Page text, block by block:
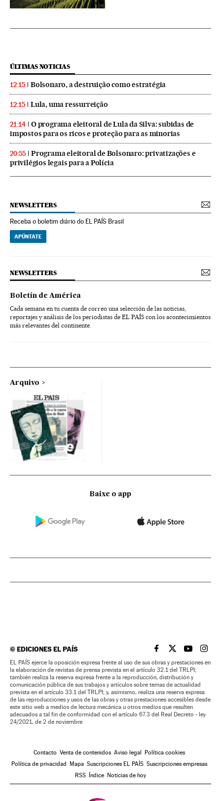
ÚLTIMAS NOTICIAS
12:15 Bolsonaro, a destruição como estratégia
12:15 Lula, uma ressurreição
21:14
O programa eleitoral de Lula da Silva: subidas de
impostos para os ricos e proteção para as minorias
20:55
Programa eleitoral de Bolsonaro: privatizações e
privilégios legais para a Polícia
NEWSLETTERS
Receba o boletim diário do EL PAÍS Brasil
APÚNTATE
NEWSLETTERS
Boletín de América
Cada semana en tu cuenta de correo una selección de las noticias,
reportajes y análisis de los periodistas de EL PAÍS con los acontecimientos
más relevantes del continente.
Arquivo
Baixe o app
©EDICIONES EL PAÍS EL PAÍS BRASIL EN
EL PAÍSEL PAÍS
EL
EL PAÍS ejerce la oposición expresa frente al uso de sus obras y prestaciones en
la elaboración de revistas de prensa prevista en el artículo 32.1 del TRLPI;
también realiza la reserva expresa frente a la reproducción, distribución y
comunicación pública de sus trabajos y artículos sobre temas de actualidad
prevista en el artículo 33.1 del TRLPI; y, asimismo, realiza una reserva expresa
de las reproducciones y usos de las obras y otras prestaciones accesibles desde
este sitio web a medios de lectura mecánica u otros medios que resulten
adecuados a tal fin de conformidad con el artículo 67.3 del Real Decreto - ley
24/2021, de 2 de noviembre
Contacto Venta de contenidos Aviso legal
Política cookies
Política de privacidad
Mapa Suscripciones EL PAÍS Suscripciones empresas
RSS
Índice Noticias de hoy